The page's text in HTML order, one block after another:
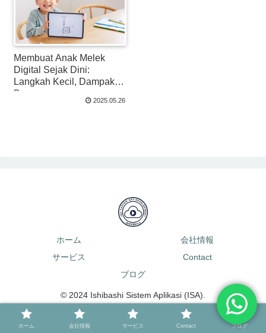
Membuat Anak Melek
Digital Sejak Dini:
Langkah Kecil, Dampak
Besar
2025.05.26
ホーム
会社情報
サービス
Contact
ブログ
© 2024 Ishibashi Sistem Aplikasi (ISA).
ホーム 会社情報 サービス Contact ブログ